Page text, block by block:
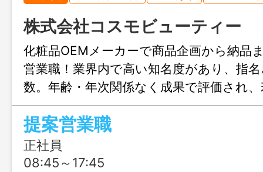
株式会社コスモビューティー
化粧品OEMメーカーで商品企画から納品
営業職！業界内で高い知名度があり、指
数。年齢・年次関係なく成果で評価され
用のチャンスあり。住宅手当45,000円/月
祝休み、育休復帰率100%と働きやすさも
4ヶ月で独り立ち可能です。
提案営業職
正社員
08:45～17:45